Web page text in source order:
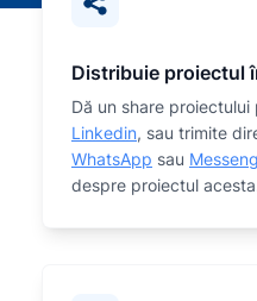
Distribuie proiectul
Dă un share proiectului
Linkedin, sau trimite
WhatsApp sau
despre proiectul